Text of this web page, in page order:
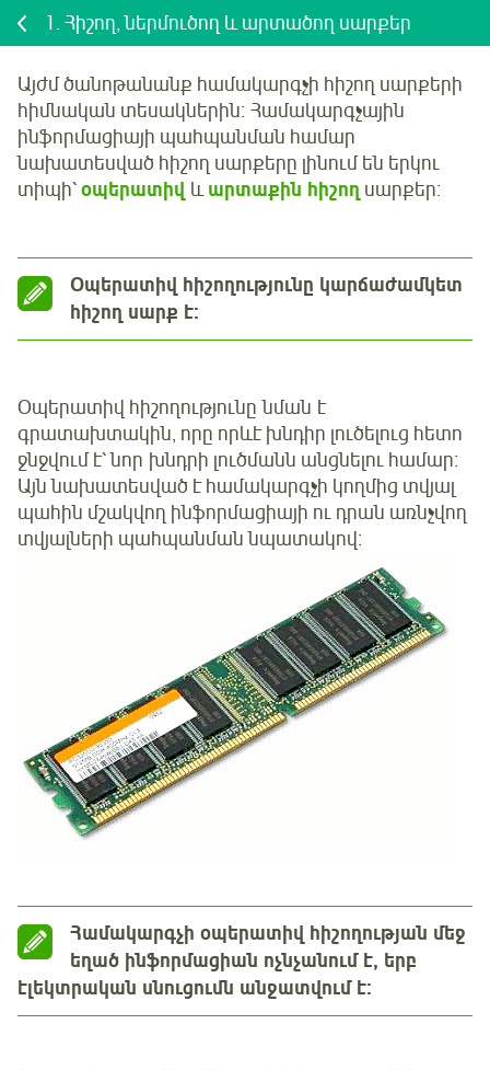
1. Հիշող, ներմուծող և արտածող սարքեր
Այժմ ծանոթանանք համակարգչի հիշող սարքերի
հիմնական տեսակներին։ Համակարգչային
ինֆորմացիայի պահպանման համար
նախատեսված հիշող սարքերը լինում են երկու
տիպի՝օպերատիվ ևարտաքին հիշող սարքեր։
Օպերատիվ հիշողությունը կարճաժամկետ
հիշող սարք է։
Օպերատիվ հիշողությունը նման է
գրատախտակին, որը որևէ խնդիր լուծելուց հետո
ջնջվում է՝ նոր խնդրի լուծմանն անցնելու համար։
Այն նախատեսված է համակարգչի կողմից տվյալ
պահին մշակվող ինֆորմացիայի ու դրան առնչվող
տվյալների պահպանման նպատակով։
Համակարգչի օպերատիվ հիշողության մեջ
եղած ինֆորմացիան ոչնչանում է, երբ
էլեկտրական սնուցումն անջատվում է։